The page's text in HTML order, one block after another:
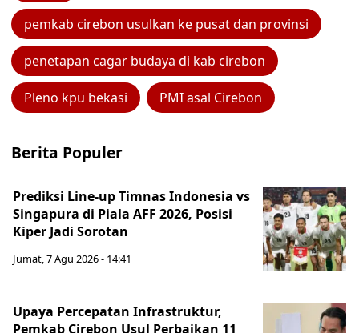
pemkab cirebon usulkan ke pusat dan provinsi
penetapan cagar budaya di kab cirebon
Pleno kpu bekasi PMI asal Cirebon
Berita Populer
Prediksi Line-up Timnas Indonesia vs
Singapura di Piala AFF 2026, Posisi
Kiper Jadi Sorotan
Jumat, 7 Agu 2026 - 14:41
Upaya Percepatan Infrastruktur,
Pemkab Cirebon Usul Perbaikan 11